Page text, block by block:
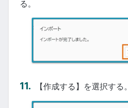
る。
【作成する】を選択する。